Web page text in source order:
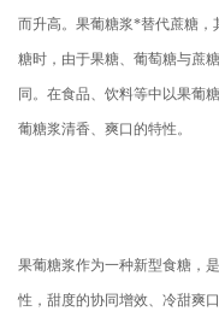
而升高。果葡糖浆*替代蔗糖，
糖时，由于果糖、葡萄糖与蔗
同。在食品、饮料等中以果葡
葡糖浆清香、爽口的特性。
果葡糖浆作为一种新型食糖，
性，甜度的协同增效、冷甜爽